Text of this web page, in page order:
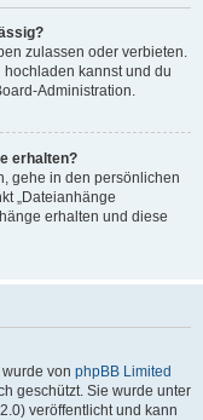
zulassen oder verbieten.
kannst und du
Administration.
erhalten?
gehe in den persönlichen
„Dateianhänge
erhalten und diese
von phpBB Limited
geschützt. Sie wurde unter
veröffentlicht und kann